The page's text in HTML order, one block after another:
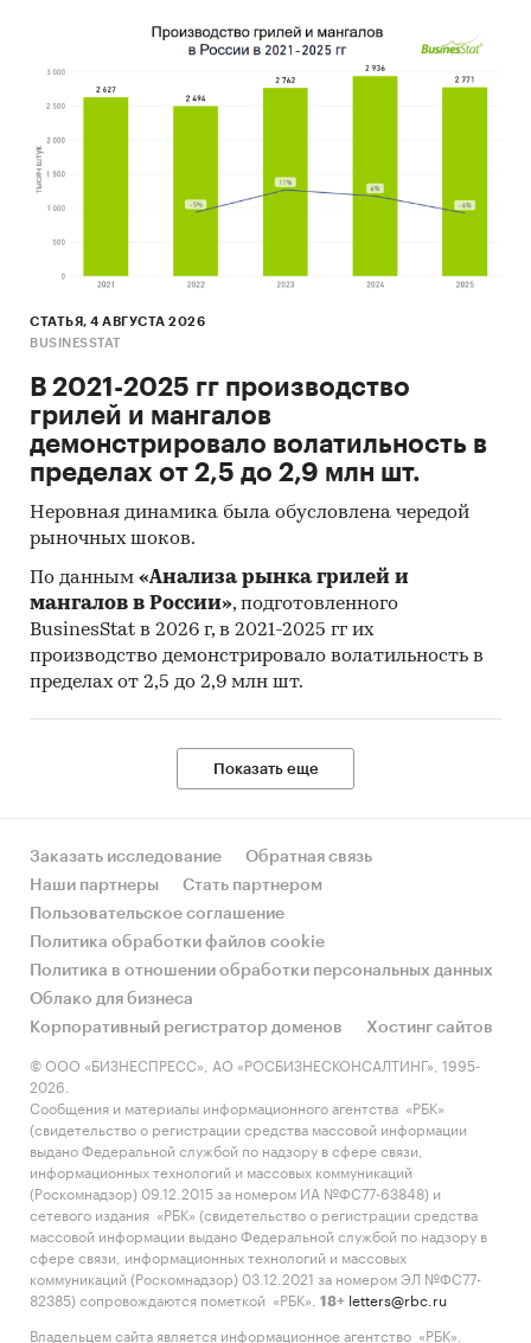
СТАТЬЯ, 4 АВГУСТА 2026
BUSINESSTAT
В 2021-2025 гг производство
грилей и мангалов
демонстрировало волатильность в
пределах от 2,5 до 2,9 млн шт.
Неровная динамика была обусловлена чередой
рыночных шоков.
По данным «Анализа рынка грилей и
мангалов в России», подготовленного
BusinesStat в 2026 г, в 2021-2025 гг их
производство демонстрировало волатильность в
пределах от 2,5 до 2,9 млн шт.
Показать еще
Заказать исследование
Обратная связь
Наши партнеры
Стать партнером
Пользовательское соглашение
Политика обработки файлов cookie
Политика в отношении обработки персональных данных
Облако для бизнеса
Корпоративный регистратор доменов
Хостинг сайтов
© ООО «БИЗНЕСПРЕСС», АО «РОСБИЗНЕСКОНСАЛТИНГ», 1995-
2026.
Сообщения и материалы информационного агентства «РБК»
(свидетельство о регистрации средства массовой информации
выдано Федеральной службой по надзору в сфере связи,
информационных технологий и массовых коммуникаций
(Роскомнадзор) 09.12.2015 за номером ИА №ФС77-63848) и
сетевого издания «РБК» (свидетельство о регистрации средства
массовой информации выдано Федеральной службой по надзору в
сфере связи, информационных технологий и массовых
коммуникаций (Роскомнадзор) 03.12.2021 за номером ЭЛ №ФС77-
82385) сопровождаются пометкой «РБК».
18+ letters@rbc.ru
Владельцем сайта является информационное агентство «РБК».